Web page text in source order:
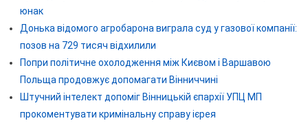
юнак
Донька відомого агробарона виграла суд у газової компанії:
позов на 729 тисяч відхилили
Попри політичне охолодження між Києвом і Варшавою
Польща продовжує допомагати Вінниччині
Штучний інтелект допоміг Вінницькій єпархії УПЦ МП
прокоментувати кримінальну справу ієрея